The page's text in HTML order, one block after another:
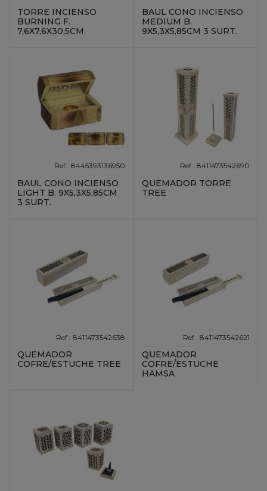
TORRE INCIENSO
BURNING F.
7,6X7,6X30,5CM
BAUL CONO INCIENSO
MEDIUM B.
9X5,3X5,85CM 3 SURT.
Ref.: 8445393136950
BAUL CONO INCIENSO
LIGHT B. 9X5,3X5,85CM
3 SURT.
Ref.: 8411473542690
QUEMADOR TORRE
TREE
Ref.: 8411473542638
QUEMADOR
COFRE/ESTUCHE TREE
Ref.: 8411473542621
QUEMADOR
COFRE/ESTUCHE
HAMSA